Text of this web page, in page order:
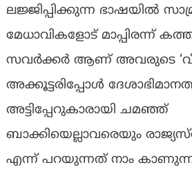
ലജ്ജിപ്പിക്കുന്ന ഭാഷയിൽ
മേധാവികളോട് മാപ്പിരന്ന്
സവർക്കർ ആണ് അവരുടെ
അക്കൂട്ടരിപ്പോൾ
അട്ടിപ്പേറുകാരായി ചമഞ്ഞ്
ബാക്കിയെല്ലാവരെയും
എന്ന് പറയുന്നത് നാം